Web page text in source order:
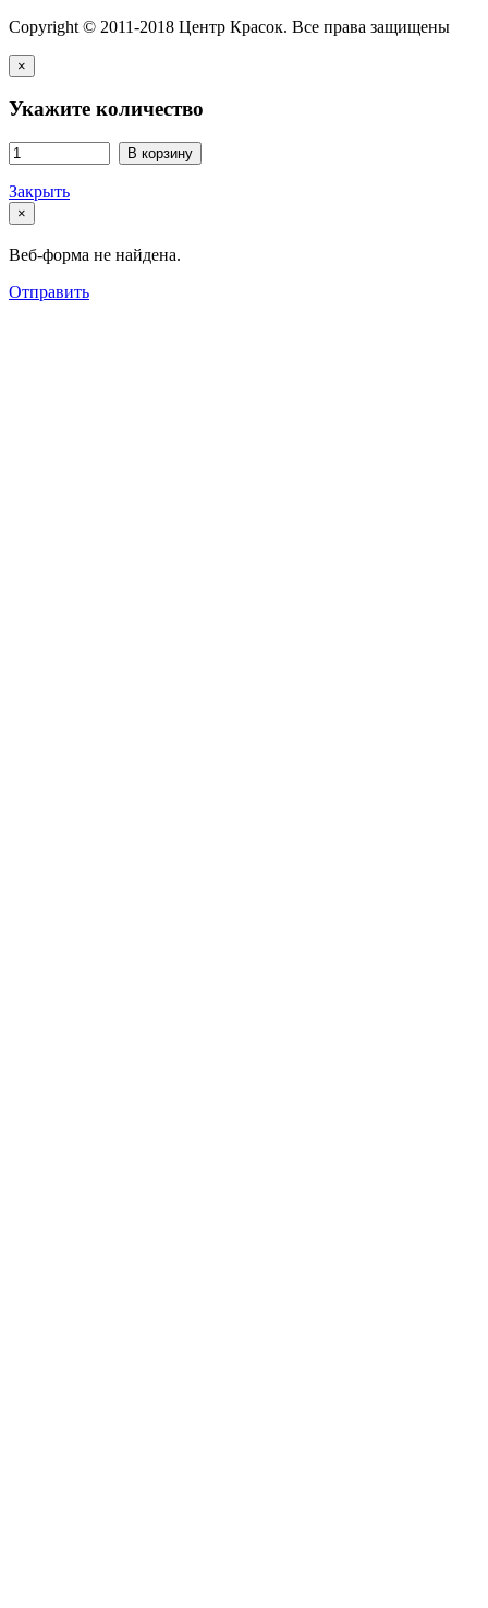
Copyright © 2011-2018 Центр Красок. Все права защищены
×
Укажите количество
В корзину
Закрыть
×
Веб-форма не найдена.
Отправить